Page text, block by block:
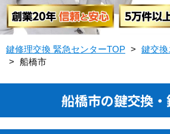
鍵修理交換 緊急センターTOP > 鍵交
> 船橋市
船橋市の鍵交換